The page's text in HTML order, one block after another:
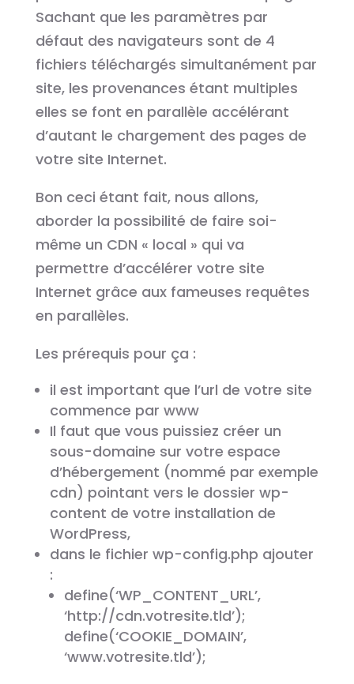
Sachant que les paramètres par
défaut des navigateurs sont de 4
fichiers téléchargés simultanément par
site, les provenances étant multiples
elles se font en parallèle accélérant
d’autant le chargement des pages de
votre site Internet.
Bon ceci étant fait, nous allons,
aborder la possibilité de faire soi-
même un CDN « local » qui va
permettre d’accélérer votre site
Internet grâce aux fameuses requêtes
en parallèles.
Les prérequis pour ça :
il est important que l’url de votre site
commence par www
Il faut que vous puissiez créer un
sous-domaine sur votre espace
d’hébergement (nommé par exemple
cdn) pointant vers le dossier wp-
content de votre installation de
WordPress,
dans le fichier wp-config.php ajouter
:
define(‘WP_CONTENT_URL’,
‘http://cdn.votresite.tld’);
define(‘COOKIE_DOMAIN’,
‘www.votresite.tld’);